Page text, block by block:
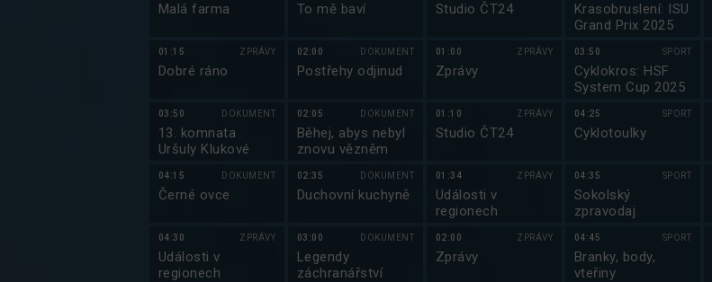
Malá farma
01:15 ZPRÁVY
Dobré ráno
03:50 DOKUMENT
13. komnata
Uršuly Klukové
04:15 DOKUMENT
Černé ovce
04:30 ZPRÁVY
Události v
regionech
To mě baví
02:00 DOKUMENT
Postřehy odjinud
02:05 DOKUMENT
Běhej, abys nebyl
znovu vězněm
02:35 DOKUMENT
Duchovní kuchyně
03:00 DOKUMENT
Legendy
záchranářství
Studio ČT24
01:00 ZPRÁVY
Zprávy
01:10 ZPRÁVY
Studio ČT24
01:34 ZPRÁVY
Události v
regionech
02:00 ZPRÁVY
Zprávy
Krasobruslení: ISU
Grand Prix 2025
03:50 SPORT
Cyklokros: HSF
System Cup 2025
04:25 SPORT
Cyklotoulky
04:35 SPORT
Sokolský
zpravodaj
04:45 SPORT
Branky, body,
vteřiny